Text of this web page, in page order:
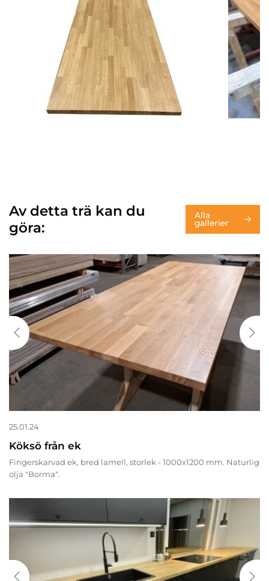
Av detta trä kan du
göra:
Alla
gallerier
25.01.24
Köksö från ek
Fingerskarvad ek, bred lamell, storlek - 1000x1200 mm. Naturlig
olja "Borma".